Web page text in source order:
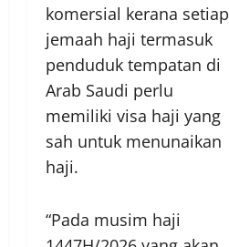
komersial kerana setiap
jemaah haji termasuk
penduduk tempatan di
Arab Saudi perlu
memiliki visa haji yang
sah untuk menunaikan
haji.
“Pada musim haji